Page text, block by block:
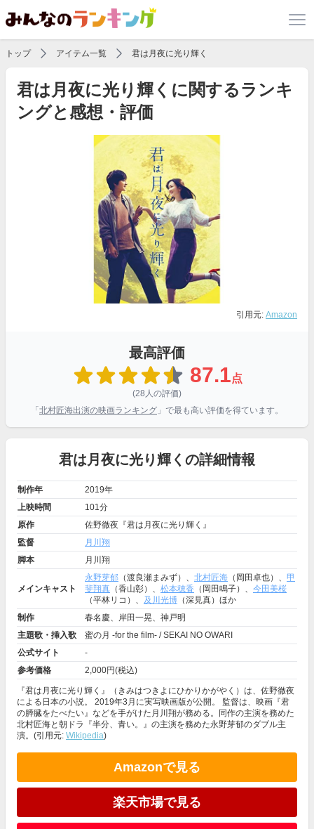
トップ アイテム一覧 君は月夜に光り輝く
君は月夜に光り輝くに関するランキ
ングと感想・評価
引用元: Amazon
最高評価
87.1点
(28人の評価)
「 北村匠海出演の映画ランキング 」で最も高い評価を得ています。
君は月夜に光り輝くの詳細情報
制作年
2019年
上映時間
101分
原作
佐野徹夜『君は月夜に光り輝く』
監督
月川翔
脚本
月川翔
メインキャスト
永野芽郁 （渡良瀬まみず）、 北村匠海 （岡田卓也）、 甲
斐翔真 （香山彰）、 松本穂香 （岡田鳴子）、 今田美桜
（平林リコ）、 及川光博 （深見真）ほか
制作
春名慶、岸田一晃、神戸明
主題歌・挿入歌
蜜の月 -for the film- / SEKAI NO OWARI
公式サイト
-
参考価格
2,000円(税込)
『君は月夜に光り輝く』（きみはつきよにひかりかがやく）は、佐野徹夜
による日本の小説。 2019年3月に実写映画版が公開。 監督は、映画『君
の膵臓をたべたい』などを手がけた月川翔が務める。同作の主演を務めた
北村匠海と朝ドラ『半分、青い。』の主演を務めた永野芽郁のダブル主
演。(引用元: Wikipedia)
Amazonで見る
楽天市場で見る